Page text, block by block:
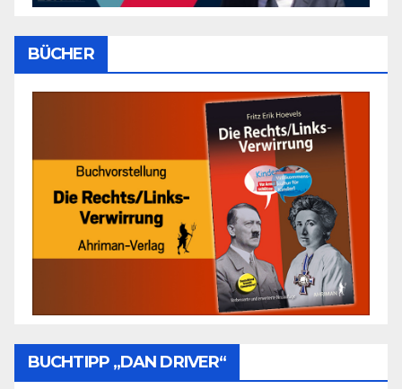
BÜCHER
BUCHTIPP „DAN DRIVER“